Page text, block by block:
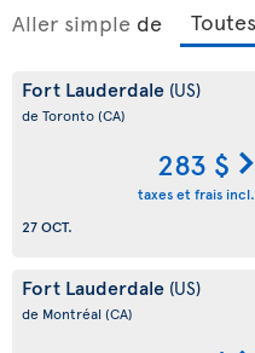
Aller simple de
Fort Lauderdale (US)
de Toronto(CA)
283 $
taxes et frais incl.
27 OCT.
Fort Lauderdale (US)
de Montréal (CA)